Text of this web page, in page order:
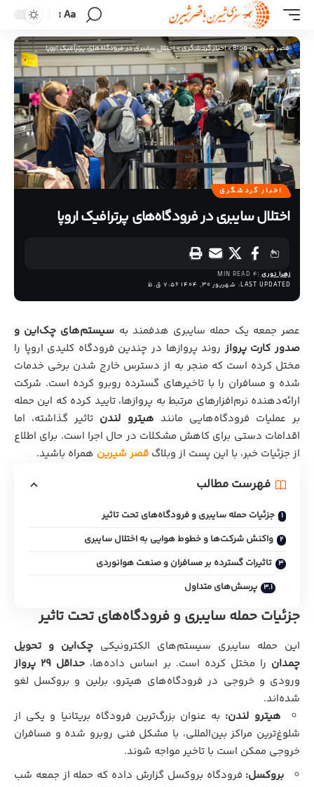
Aa
قصر شیرین>
Blog
>اخبار گردشگری>اختلال سایبری در فرودگاه‌های پرترافیک اروپا
اخبار گردشگری
اختلال سایبری در فرودگاه‌های پرترافیک اروپا
LAST UPDATED: شهریور 30, 1404 7:56 ق.ظ
زهرا نوری 4 MIN READ
عصر جمعه یک حمله سایبری هدفمند به سیستم‌های چک‌این و
صدور کارت پرواز روند پروازها در چندین فرودگاه کلیدی اروپا را
مختل کرده است که منجر به از دسترس خارج شدن برخی خدمات
شده و مسافران را با تاخیرهای گسترده روبرو کرده است. شرکت
ارائه‌دهنده نرم‌افزارهای مرتبط به پروازها، تایید کرده که این حمله
بر عملیات فرودگاه‌هایی مانند هیترو لندن تاثیر گذاشته، اما
اقدامات دستی برای کاهش مشکلات در حال اجرا است. برای اطلاع
از جزئیات خبر، با این پست از وبلاگ قصر شیرین همراه باشید.
فهرست مطالب
جزئیات حمله سایبری و فرودگاه‌های تحت تاثیر
واکنش شرکت‌ها و خطوط هوایی به اختلال سایبری
تاثیرات گسترده بر مسافران و صنعت هوانوردی
پرسش‌های متداول
جزئیات حمله سایبری و فرودگاه‌های تحت تاثیر
این حمله سایبری سیستم‌های الکترونیکی چک‌این و تحویل
چمدان را مختل کرده است. بر اساس داده‌ها، حداقل ۲۹ پرواز
ورودی و خروجی در فرودگاه‌های هیترو، برلین و بروکسل لغو
شده‌اند.
هیترو لندن: به عنوان بزرگ‌ترین فرودگاه بریتانیا و یکی از
شلوغ‌ترین مراکز بین‌المللی، با مشکل فنی روبرو شده و مسافران
خروجی ممکن است با تاخیر مواجه شوند.
بروکسل: فرودگاه بروکسل گزارش داده که حمله از جمعه شب